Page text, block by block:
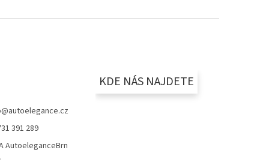
@autoelegance.cz
391 289
AutoeleganceBrn
KDE NÁS NAJDETE